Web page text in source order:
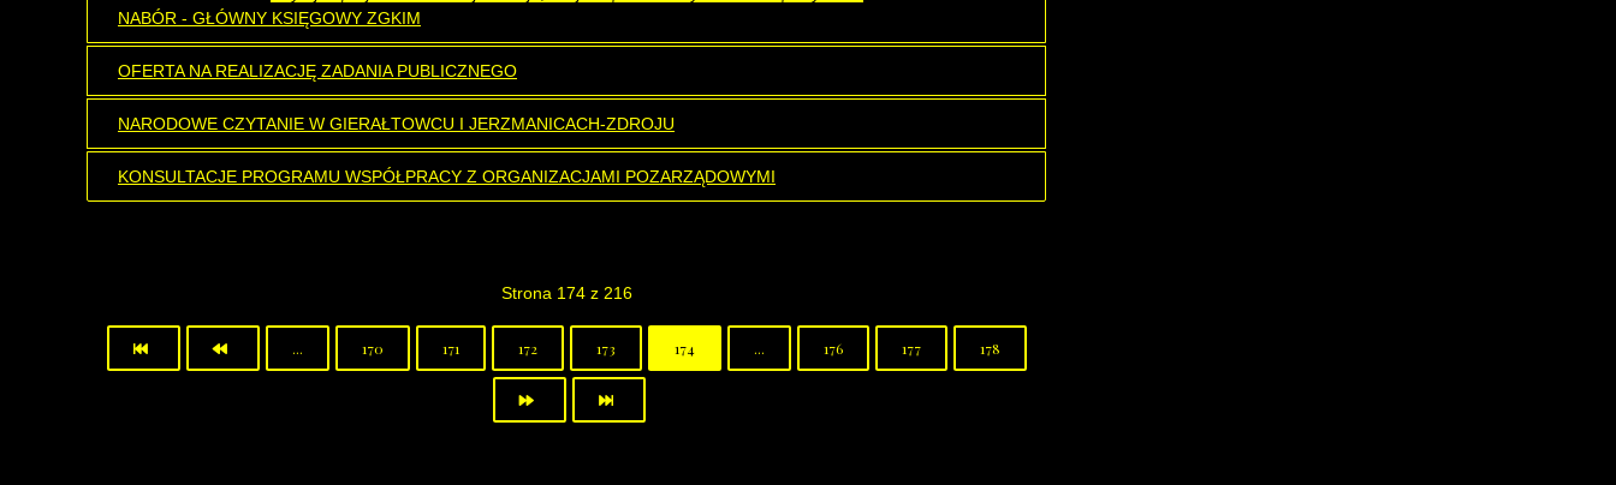
NABÓR - GŁÓWNY KSIĘGOWY ZGKIM
OFERTA NA REALIZACJĘ ZADANIA PUBLICZNEGO
NARODOWE CZYTANIE W GIERAŁTOWCU I JERZMANICACH-ZDROJU
KONSULTACJE PROGRAMU WSPÓŁPRACY Z ORGANIZACJAMI POZARZĄDOWYMI
Strona 174 z 216
... 170 171 172 173 174 ... 176 177 178